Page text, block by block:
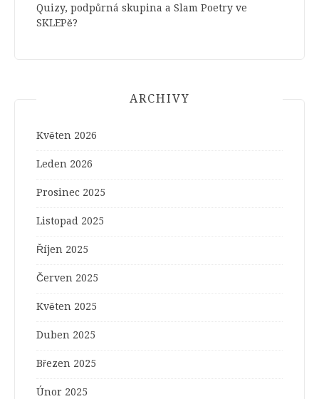
Quizy, podpůrná skupina a Slam Poetry ve
SKLEPě?
ARCHIVY
Květen 2026
Leden 2026
Prosinec 2025
Listopad 2025
Říjen 2025
Červen 2025
Květen 2025
Duben 2025
Březen 2025
Únor 2025